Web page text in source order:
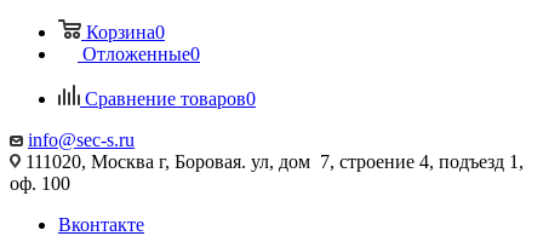
Корзина0
Отложенные0
Сравнение товаров0
info@sec-s.ru
111020, Москва г, Боровая. ул, дом 7, строение 4, подъезд 1,
оф. 100
Вконтакте